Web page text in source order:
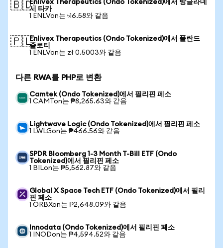
🇧🇩Enlivex Therapeutics (Ondo Tokenized)에서 방글라데
시 타카
1 ENLVon는 ৳16.58와 같음
🇵🇱Enlivex Therapeutics (Ondo Tokenized)에서 폴란드
즐로티
1 ENLVon는 zł 0.5003와 같음
다른 RWA를 PHP로 변환
Camtek (Ondo Tokenized)에서 필리핀 페소
1 CAMTon는 ₱8,265.63와 같음
Lightwave Logic (Ondo Tokenized)에서 필리핀 페소
1 LWLGon는 ₱466.56와 같음
SPDR Bloomberg 1-3 Month T-Bill ETF (Ondo
Tokenized)에서 필리핀 페소
1 BILon는 ₱5,562.87와 같음
Global X Space Tech ETF (Ondo Tokenized)에서 필리
핀 페소
1 ORBXon는 ₱2,648.09와 같음
Innodata (Ondo Tokenized)에서 필리핀 페소
1 INODon는 ₱4,594.52와 같음